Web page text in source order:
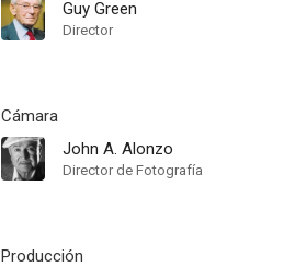
Guy Green
Director
Cámara
John A. Alonzo
Director de Fotografía
Producción